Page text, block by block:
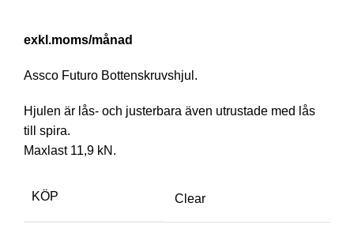
/månad
Assco Futuro Bottenskruvshjul.
Hjulen är lås- och justerbara även utrustade med lås
till spira.
Maxlast 11,9 kN.
KÖP Clear